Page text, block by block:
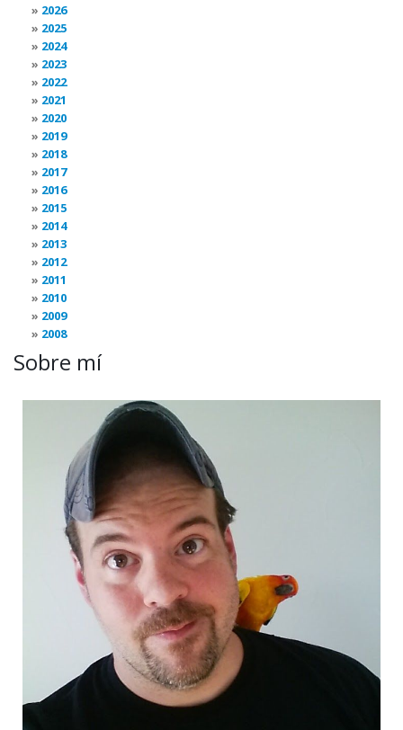
2026
2025
2024
2023
2022
2021
2020
2019
2018
2017
2016
2015
2014
2013
2012
2011
2010
2009
2008
Sobre mí